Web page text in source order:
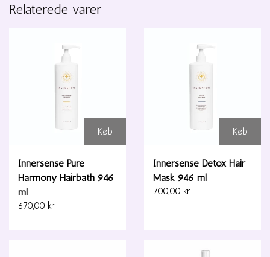
Relaterede varer
Køb
Innersense Pure
Harmony Hairbath 946
ml
670,00 kr.
Køb
Innersense Detox Hair
Mask 946 ml
700,00 kr.